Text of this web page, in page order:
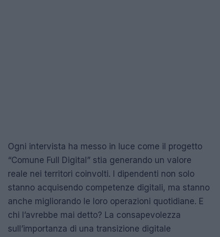
Ogni intervista ha messo in luce come il progetto
“Comune Full Digital” stia generando un valore
reale nei territori coinvolti. I dipendenti non solo
stanno acquisendo competenze digitali, ma stanno
anche migliorando le loro operazioni quotidiane. E
chi l’avrebbe mai detto? La consapevolezza
sull’importanza di una transizione digitale